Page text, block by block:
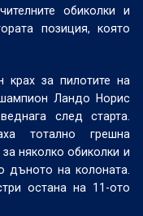
обиколки и
позиция, която
крах за пилотите на
Ландо Норис
след старта.
тотално грешна
няколко обиколки и
дъното на колоната.
остана на 11-ото